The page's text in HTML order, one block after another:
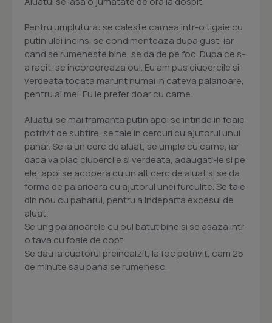
Pentru umplutura: se caleste carnea intr-o tigaie cu
putin ulei incins, se condimenteaza dupa gust, iar
cand se rumeneste bine, se da de pe foc. Dupa ce s-
a racit, se incorporeaza oul. Eu am pus ciupercile si
verdeata tocata marunt numai in cateva palarioare,
pentru ai mei. Eu le prefer doar cu carne.
Aluatul se mai framanta putin apoi se intinde in foaie
potrivit de subtire, se taie in cercuri cu ajutorul unui
pahar. Se ia un cerc de aluat, se umple cu carne, iar
daca va plac ciupercile si verdeata, adaugati-le si pe
ele, apoi se acopera cu un alt cerc de aluat si se da
forma de palarioara cu ajutorul unei furculite. Se taie
din nou cu paharul, pentru a indeparta excesul de
aluat.
Se ung palarioarele cu oul batut bine si se asaza intr-
o tava cu foaie de copt.
Se dau la cuptorul preincalzit, la foc potrivit, cam 25
de minute sau pana se rumenesc.